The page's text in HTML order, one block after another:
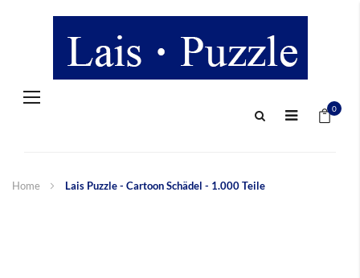
Navigation
0
Home Lais Puzzle - Cartoon Schädel - 1.000 Teile